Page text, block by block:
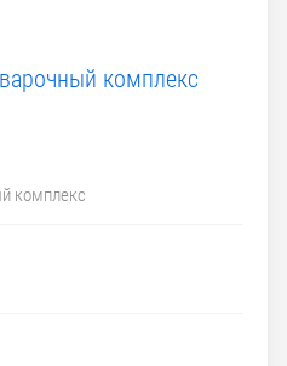
комплекс
комплекс